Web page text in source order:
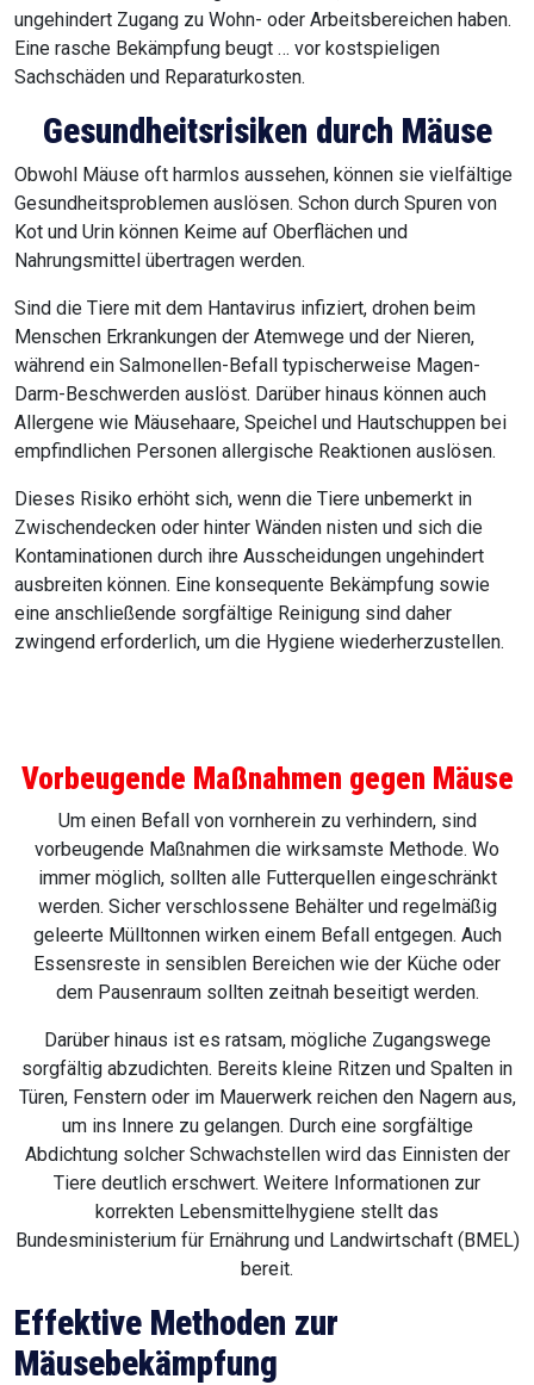
ungehindert Zugang zu Wohn- oder Arbeitsbereichen haben.
Eine rasche Bekämpfung beugt … vor kostspieligen
Sachschäden und Reparaturkosten.
Gesundheitsrisiken durch Mäuse
Obwohl Mäuse oft harmlos aussehen, können sie vielfältige
Gesundheitsproblemen auslösen. Schon durch Spuren von
Kot und Urin können Keime auf Oberflächen und
Nahrungsmittel übertragen werden.
Sind die Tiere mit dem Hantavirus infiziert, drohen beim
Menschen Erkrankungen der Atemwege und der Nieren,
während ein Salmonellen-Befall typischerweise Magen-
Darm-Beschwerden auslöst. Darüber hinaus können auch
Allergene wie Mäusehaare, Speichel und Hautschuppen bei
empfindlichen Personen allergische Reaktionen auslösen.
Dieses Risiko erhöht sich, wenn die Tiere unbemerkt in
Zwischendecken oder hinter Wänden nisten und sich die
Kontaminationen durch ihre Ausscheidungen ungehindert
ausbreiten können. Eine konsequente Bekämpfung sowie
eine anschließende sorgfältige Reinigung sind daher
zwingend erforderlich, um die Hygiene wiederherzustellen.
Vorbeugende Maßnahmen gegen Mäuse
Um einen Befall von vornherein zu verhindern, sind
vorbeugende Maßnahmen die wirksamste Methode. Wo
immer möglich, sollten alle Futterquellen eingeschränkt
werden. Sicher verschlossene Behälter und regelmäßig
geleerte Mülltonnen wirken einem Befall entgegen. Auch
Essensreste in sensiblen Bereichen wie der Küche oder
dem Pausenraum sollten zeitnah beseitigt werden.
Darüber hinaus ist es ratsam, mögliche Zugangswege
sorgfältig abzudichten. Bereits kleine Ritzen und Spalten in
Türen, Fenstern oder im Mauerwerk reichen den Nagern aus,
um ins Innere zu gelangen. Durch eine sorgfältige
Abdichtung solcher Schwachstellen wird das Einnisten der
Tiere deutlich erschwert. Weitere Informationen zur
korrekten Lebensmittelhygiene stellt das
Bundesministerium für Ernährung und Landwirtschaft (BMEL)
bereit.
Effektive Methoden zur
Mäusebekämpfung